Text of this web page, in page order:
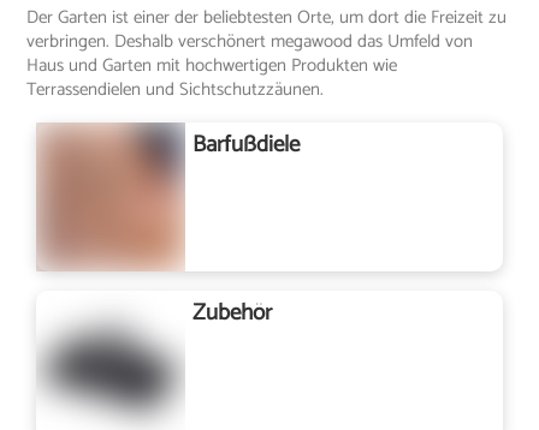
Der Garten ist einer der beliebtesten Orte, um dort die Freizeit zu
verbringen. Deshalb verschönert megawood das Umfeld von
Haus und Garten mit hochwertigen Produkten wie
Terrassendielen und Sichtschutzzäunen.
Barfußdiele
Zubehör